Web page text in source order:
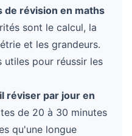
de révision en maths
sont le calcul, la
et les grandeurs.
utiles pour réussir les
réviser par jour en
de 20 à 30 minutes
qu'une longue